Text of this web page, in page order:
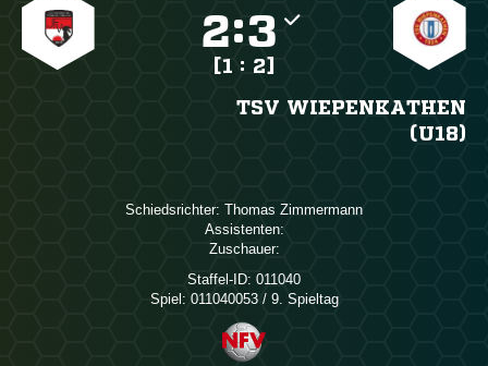
:
[1 : 2]
TSV WIEPENKATHEN
(U18)
Schiedsrichter:  
Assistenten:
Zuschauer:
Staffel-ID: 011040
Spiel: 011040053 / 9. Spieltag